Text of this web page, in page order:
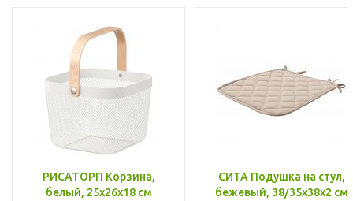
РИСАТОРП Корзина,
белый, 25x26x18 см
СИТА Подушка на стул,
бежевый, 38/35x38x2 см